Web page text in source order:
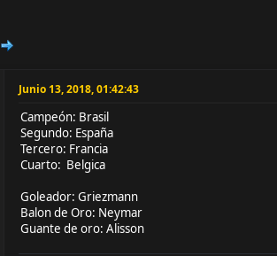
Junio 13, 2018, 01:42:43
Campeón: Brasil
Segundo: España
Tercero: Francia
Cuarto: Belgica
Goleador: Griezmann
Balon de Oro: Neymar
Guante de oro: Alisson